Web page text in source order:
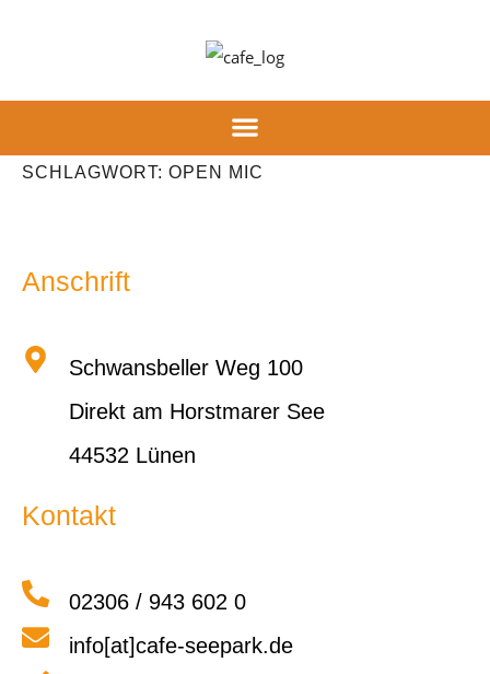
SCHLAGWORT: OPEN MIC
Anschrift
Schwansbeller Weg 100
Direkt am Horstmarer See
44532 Lünen
Kontakt
02306 / 943 602 0
info[at]cafe-seepark.de